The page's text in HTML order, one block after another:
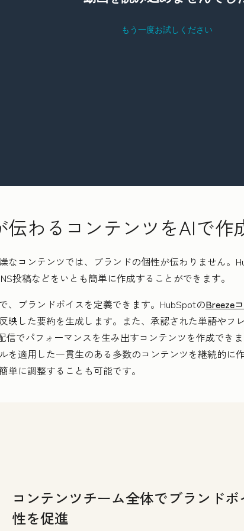
伝わるコンテンツをAIで作
なコンテンツでは、ブランドの個性が伝わりません。
投稿などをいとも簡単に作成することができます。
、ブランドボイスを定義できます。HubSpotのBreeze
映した要約を生成します。また、承認された単語や
信でパフォーマンスを生み出すコンテンツを作成でき
を適用した一貫生のある多数のコンテンツを継続的に
単に調整することも可能です。
コンテンツチーム全体でブランド
性を促進